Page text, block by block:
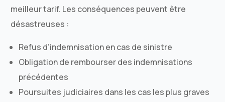
meilleur tarif. Les conséquences peuvent être
désastreuses :
Refus d’indemnisation en cas de sinistre
Obligation de rembourser des indemnisations
précédentes
Poursuites judiciaires dans les cas les plus graves